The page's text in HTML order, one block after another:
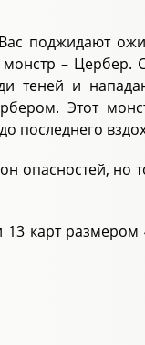
поджидают
– Цербер.
теней и
Этот
последнего
опасностей, но
карт размером